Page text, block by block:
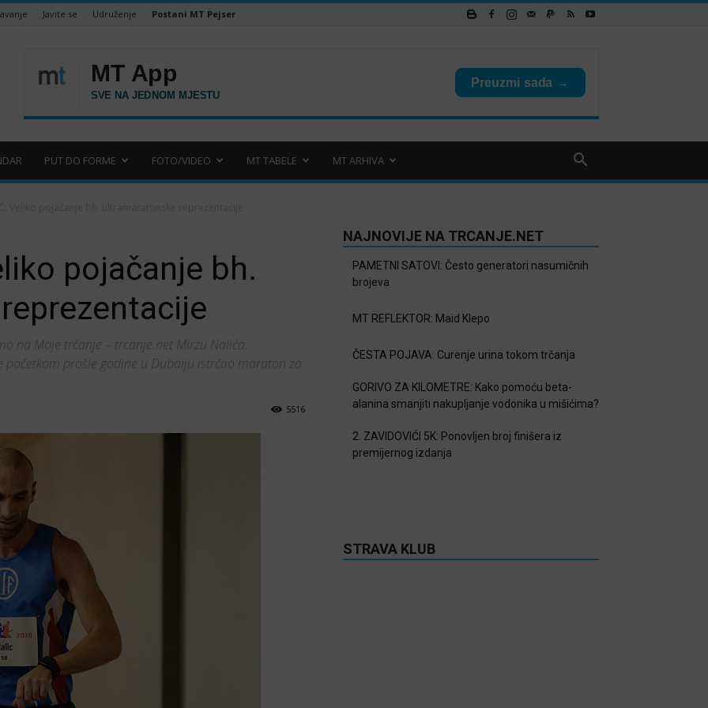
Javite se Udruženje Postani MT Pejser
PUT DO FORME FOTO/VIDEO MT TABELE MT ARHIVA
pojačanje bh.
na Moje trčanje – trcanje.net Mirzu Nalića,
početkom prošle godine u Dubaiju istrčao maraton za
5516
NAJNOVIJE NA TRCANJE.NET
PAMETNI SATOVI: Često generatori nasumičnih
brojeva
MT REFLEKTOR: Maid Klepo
ČESTA POJAVA: Curenje urina tokom trčanja
GORIVO ZA KILOMETRE: Kako pomoću beta-
alanina smanjiti nakupljanje vodonika u mišićima?
2. ZAVIDOVIĆI 5K: Ponovljen broj finišera iz
premijernog izdanja
STRAVA KLUB